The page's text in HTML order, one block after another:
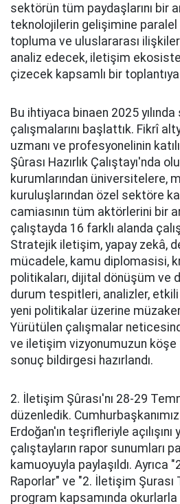
sektörün tüm paydaşlarını bir
teknolojilerin gelişimine paralel
topluma ve uluslararası
analiz edecek, iletişim
çizecek kapsamlı bir
Bu ihtiyaca binaen 2025 yılında
çalışmalarını başlattık. Fikrî
uzmanı ve profesyonelinin
Şûrası Hazırlık Çalıştayı'nda
kurumlarından üniversitelere,
kuruluşlarından özel sektöre
camiasının tüm aktörlerini bir
çalıştayda 16 farklı alanda
Stratejik iletişim, yapay zekâ,
mücadele, kamu diplomasisi,
politikaları, dijital dönüşüm ve
durum tespitleri, analizler,
yeni politikalar üzerine
Yürütülen çalışmalar
ve iletişim vizyonumuzun köşe
sonuç bildirgesi hazırlandı.
2. İletişim Şûrası'nı 28-29
düzenledik.
Erdoğan'ın teşrifleriyle açılışını
çalıştayların rapor sunumları
kamuoyuyla paylaşıldı. Ayrıca
Raporlar" ve "2. İletişim Şurası
program kapsamında